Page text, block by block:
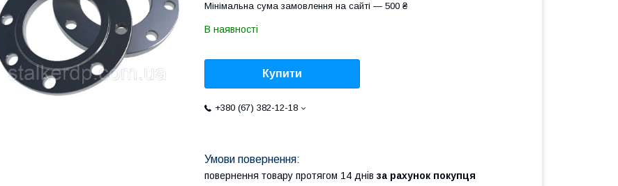
Мінімальна сума замовлення на сайті — 500 ₴
В наявності
Купити
+380 (67) 382-12-18
повернення товару протягом 14 днів за рахунок покупця